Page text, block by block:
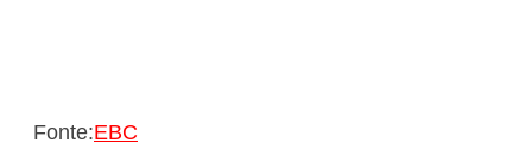
Fonte:EBC